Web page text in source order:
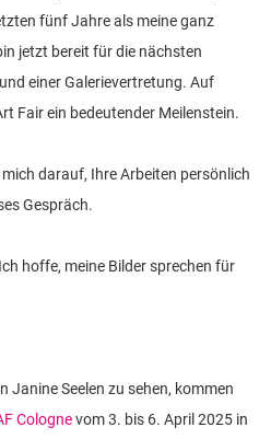
fünf Jahre als meine ganz
jetzt bereit für die nächsten
einer Galerievertretung. Auf
Fair ein bedeutender Meilenstein.
darauf, Ihre Arbeiten persönlich
Gespräch.
hoffe, meine Bilder sprechen für
Janine Seelen zu sehen, kommen
Colognevom 3. bis 6. April 2025 in